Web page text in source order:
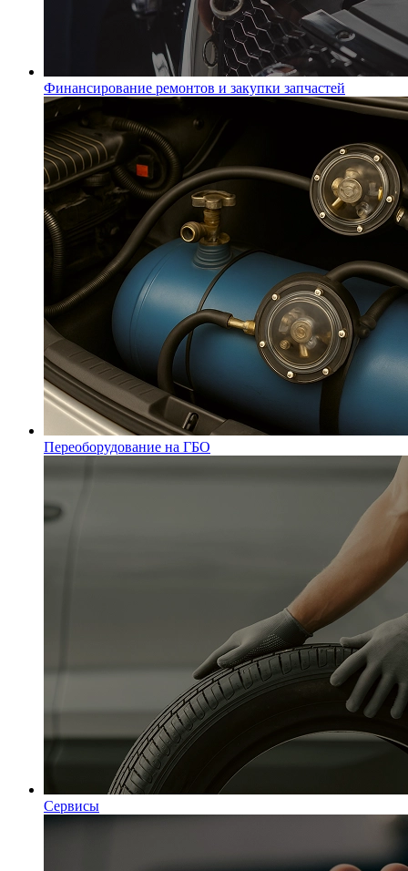
Финансирование ремонтов и закупки запчастей
Переоборудование на ГБО
Сервисы